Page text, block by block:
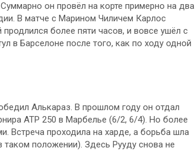
он провёл на корте примерно на два
В матче с Марином Чиличем Карлос
более пяти часов, и вовсе ушёл с
в Барселоне после того, как по ходу одной
Алькараз. В прошлом году он отдал
ATP 250 в Марбелье (6/2, 6/4). Но более
Встреча проходила на харде, а борьба шла
таком положении). Здесь Рууду снова не